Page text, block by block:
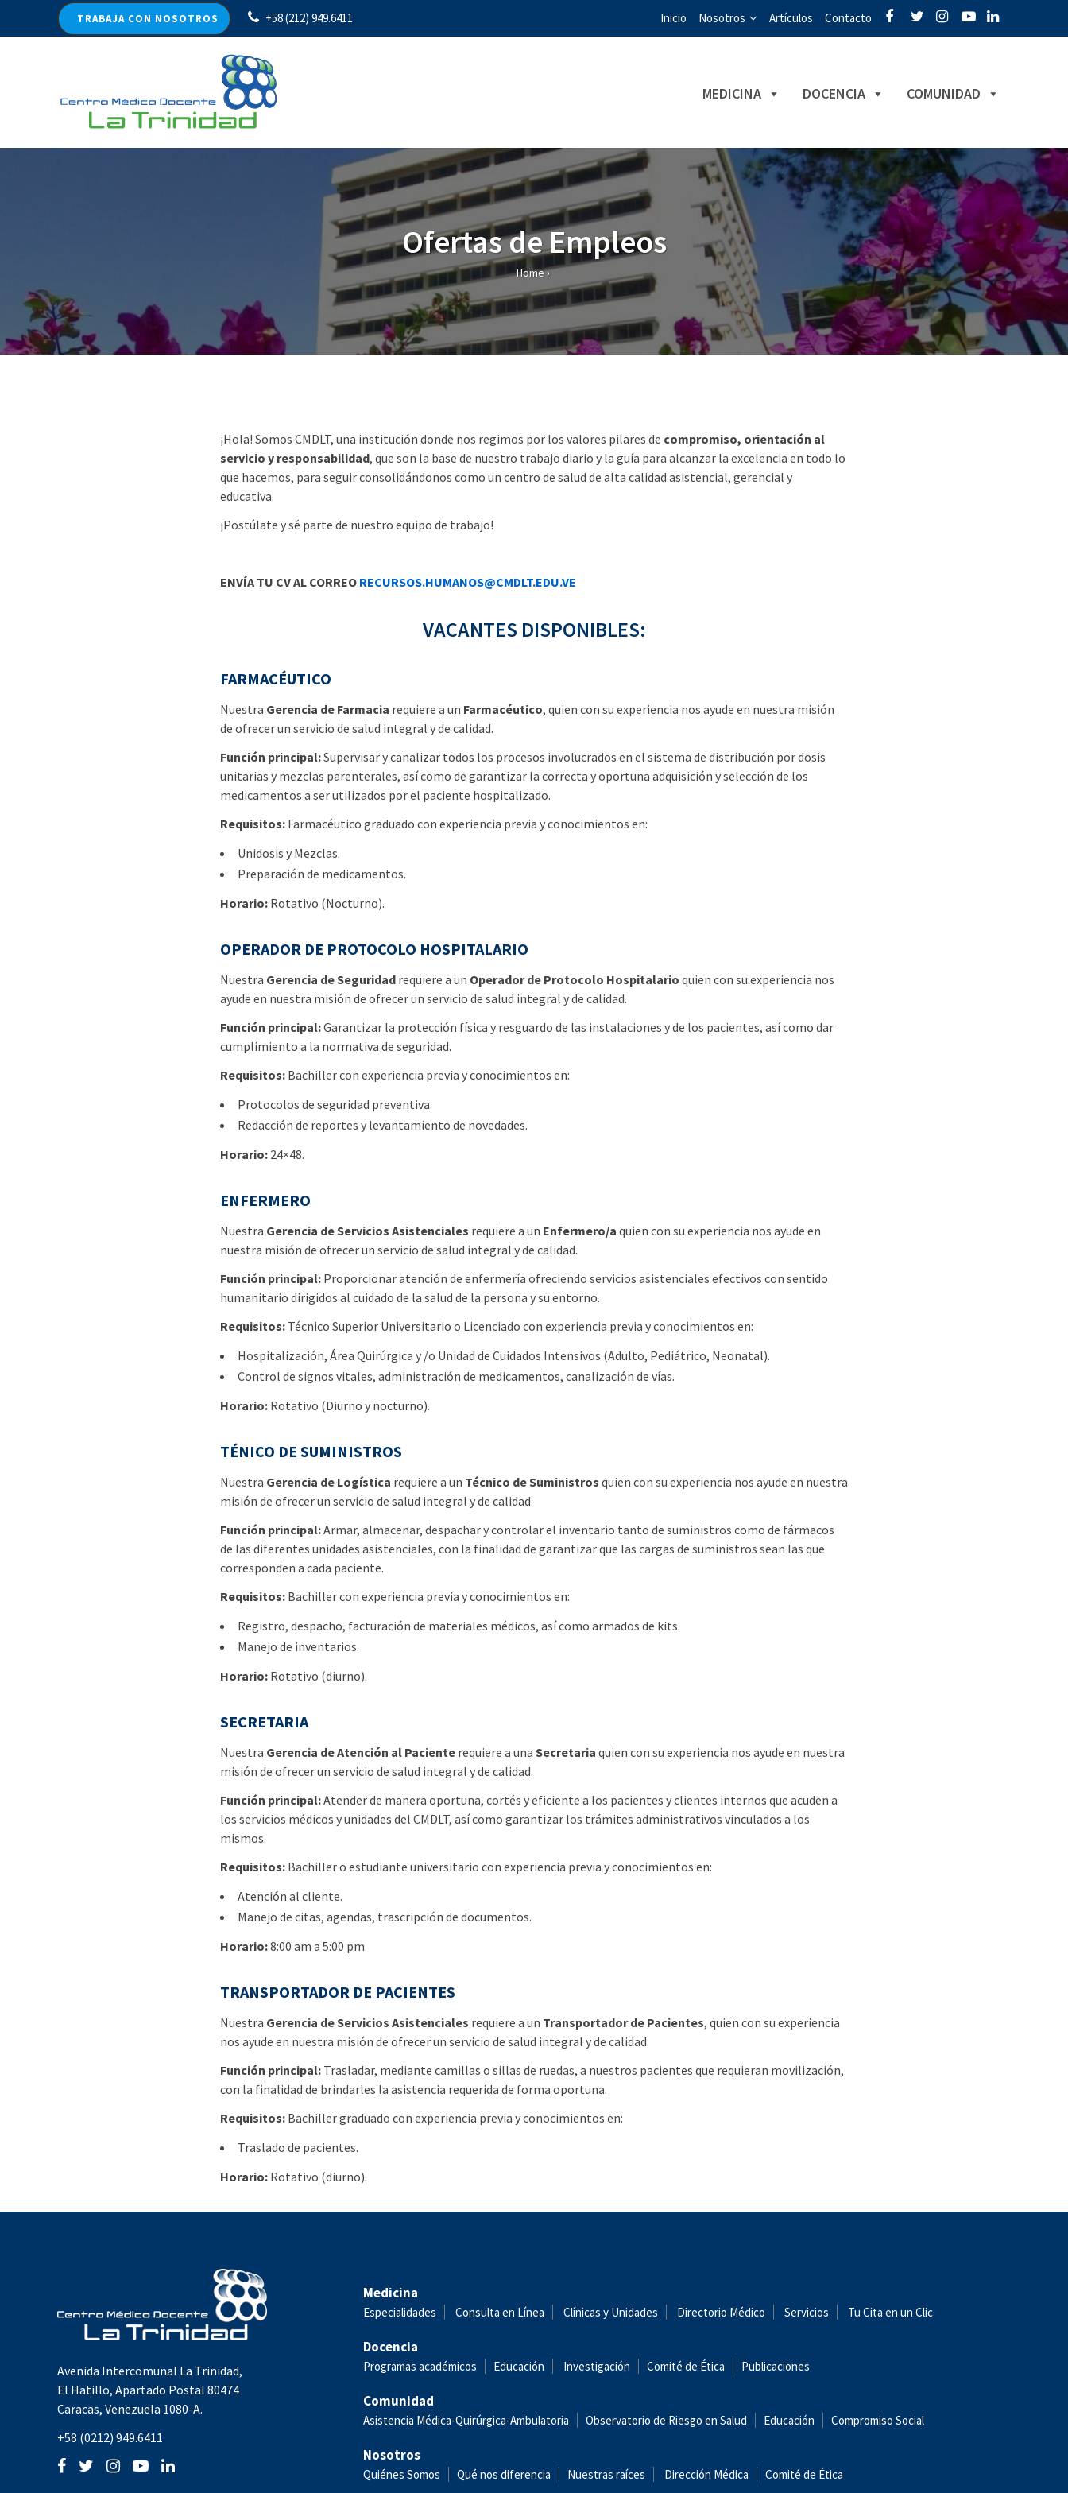
TRABAJA CON NOSOTROS +58 (212) 949.6411 Inicio Nosotros Artículos Contacto
MEDICINA DOCENCIA COMUNIDAD
Ofertas de Empleos
Home›
¡Hola! Somos CMDLT, una institución donde nos regimos por los valores pilares de compromiso, orientación al
servicio y responsabilidad, que son la base de nuestro trabajo diario y la guía para alcanzar la excelencia en todo lo
que hacemos, para seguir consolidándonos como un centro de salud de alta calidad asistencial, gerencial y
educativa.
¡Postúlate y sé parte de nuestro equipo de trabajo!
ENVÍA TU CV AL CORREO RECURSOS.HUMANOS@CMDLT.EDU.VE
VACANTES DISPONIBLES:
FARMACÉUTICO
Nuestra Gerencia de Farmacia requiere a un Farmacéutico, quien con su experiencia nos ayude en nuestra misión
de ofrecer un servicio de salud integral y de calidad.
Función principal:Supervisar y canalizar todos los procesos involucrados en el sistema de distribución por dosis
unitarias y mezclas parenterales, así como de garantizar la correcta y oportuna adquisición y selección de los
medicamentos a ser utilizados por el paciente hospitalizado.
Requisitos: Farmacéutico graduado con experiencia previa y conocimientos en:
Unidosis y Mezclas.
Preparación de medicamentos.
Horario: Rotativo (Nocturno).
OPERADOR DE PROTOCOLO HOSPITALARIO
Nuestra Gerencia de Seguridad requiere a un Operador de Protocolo Hospitalario quien con su experiencia nos
ayude en nuestra misión de ofrecer un servicio de salud integral y de calidad.
Función principal:Garantizar la protección física y resguardo de las instalaciones y de los pacientes, así como dar
cumplimiento a la normativa de seguridad.
Requisitos: Bachiller con experiencia previa y conocimientos en:
Protocolos de seguridad preventiva.
Redacción de reportes y levantamiento de novedades.
Horario: 24×48.
ENFERMERO
Nuestra Gerencia de Servicios Asistenciales requiere a un Enfermero/a quien con su experiencia nos ayude en
nuestra misión de ofrecer un servicio de salud integral y de calidad.
Función principal: Proporcionar atención de enfermería ofreciendo servicios asistenciales efectivos con sentido
humanitario dirigidos al cuidado de la salud de la persona y su entorno.
Requisitos: Técnico Superior Universitario o Licenciado con experiencia previa y conocimientos en:
Hospitalización, Área Quirúrgica y /o Unidad de Cuidados Intensivos (Adulto, Pediátrico, Neonatal).
Control de signos vitales, administración de medicamentos, canalización de vías.
Horario: Rotativo (Diurno y nocturno).
TÉNICO DE SUMINISTROS
Nuestra Gerencia de Logística requiere a un Técnico de Suministros quien con su experiencia nos ayude en nuestra
misión de ofrecer un servicio de salud integral y de calidad.
Función principal:Armar, almacenar, despachar y controlar el inventario tanto de suministros como de fármacos
de las diferentes unidades asistenciales, con la finalidad de garantizar que las cargas de suministros sean las que
corresponden a cada paciente.
Requisitos: Bachiller con experiencia previa y conocimientos en:
Registro, despacho, facturación de materiales médicos, así como armados de kits.
Manejo de inventarios.
Horario: Rotativo (diurno).
SECRETARIA
Nuestra Gerencia de Atención al Paciente requiere a una Secretaria quien con su experiencia nos ayude en nuestra
misión de ofrecer un servicio de salud integral y de calidad.
Función principal:Atender de manera oportuna, cortés y eficiente a los pacientes y clientes internos que acuden a
los servicios médicos y unidades del CMDLT, así como garantizar los trámites administrativos vinculados a los
mismos.
Requisitos: Bachiller o estudiante universitario con experiencia previa y conocimientos en:
Atención al cliente.
Manejo de citas, agendas, trascripción de documentos.
Horario:8:00 am a 5:00 pm
TRANSPORTADOR DE PACIENTES
Nuestra Gerencia de Servicios Asistenciales requiere a un Transportador de Pacientes, quien con su experiencia
nos ayude en nuestra misión de ofrecer un servicio de salud integral y de calidad.
Función principal: Trasladar, mediante camillas o sillas de ruedas, a nuestros pacientes que requieran movilización,
con la finalidad de brindarles la asistencia requerida de forma oportuna.
Requisitos: Bachiller graduado con experiencia previa y conocimientos en:
Traslado de pacientes.
Horario: Rotativo (diurno).
Avenida Intercomunal La Trinidad,
El Hatillo, Apartado Postal 80474
Caracas, Venezuela 1080-A.
+58 (0212) 949.6411
Medicina
Especialidades Consulta en Línea Clínicas y Unidades Directorio Médico Servicios Tu Cita en un Clic
Docencia
Programas académicos Educación Investigación Comité de Ética Publicaciones
Comunidad
Asistencia Médica-Quirúrgica-Ambulatoria Observatorio de Riesgo en Salud Educación Compromiso Social
Nosotros
Quiénes Somos Qué nos diferencia Nuestras raíces Dirección Médica Comité de Ética